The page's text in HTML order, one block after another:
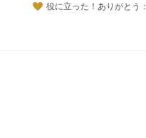
役に立った！ありがとう：